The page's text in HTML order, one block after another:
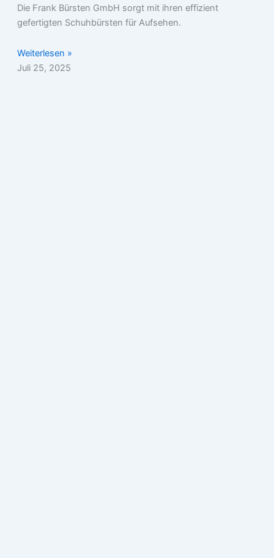
Die Frank Bürsten GmbH sorgt mit ihren effizient
gefertigten Schuhbürsten für Aufsehen.
Weiterlesen »
Juli 25, 2025